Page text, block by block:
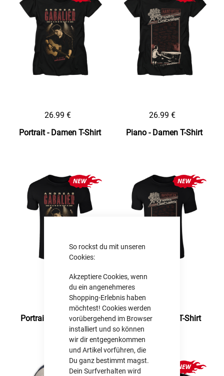
So rockst du mit unseren
Cookies:
Akzeptiere Cookies, wenn
du ein angenehmeres
Shopping-Erlebnis haben
möchtest! Cookies werden
vorübergehend im Browser
installiert und so können
wir dir entgegenkommen
und Artikel vorführen, die
Du ganz bestimmt magst.
Dein Surfverhalten wird
Portrait - Damen T-Shirt
26.99 €
Piano - Damen T-Shirt
26.99 €
Portrait - Kinder T-Shirt
17.99 €
Piano - Kinder T-Shirt